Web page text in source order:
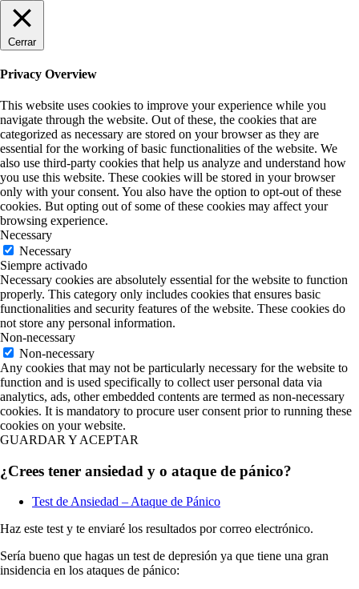
Cerrar
Privacy Overview
This website uses cookies to improve your experience while you
navigate through the website. Out of these, the cookies that are
categorized as necessary are stored on your browser as they are
essential for the working of basic functionalities of the website. We
also use third-party cookies that help us analyze and understand how
you use this website. These cookies will be stored in your browser
only with your consent. You also have the option to opt-out of these
cookies. But opting out of some of these cookies may affect your
browsing experience.
Necessary
Necessary
Siempre activado
Necessary cookies are absolutely essential for the website to function
properly. This category only includes cookies that ensures basic
functionalities and security features of the website. These cookies do
not store any personal information.
Non-necessary
Non-necessary
Any cookies that may not be particularly necessary for the website to
function and is used specifically to collect user personal data via
analytics, ads, other embedded contents are termed as non-necessary
cookies. It is mandatory to procure user consent prior to running these
cookies on your website.
GUARDAR Y ACEPTAR
¿Crees tener ansiedad y o ataque de pánico?
Test de Ansiedad – Ataque de Pánico
Haz este test y te enviaré los resultados por correo electrónico.
Sería bueno que hagas un test de depresión ya que tiene una gran
insidencia en los ataques de pánico: